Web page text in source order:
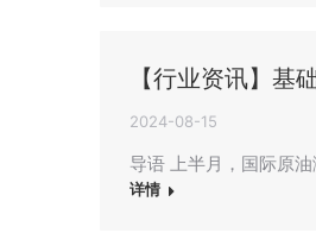
【行业资讯】基
2024-08-15
导语 上半月，国际原
详情